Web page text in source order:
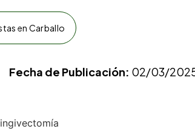
en Carballo
Fecha de Publicación: 02/03/